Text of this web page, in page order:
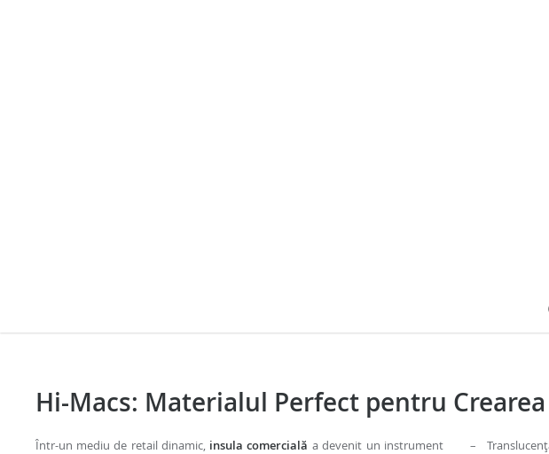
Hi-Macs: Materialul Perfect pentru
Într-un mediu de retail dinamic, insula comercială a devenit un instrument
–